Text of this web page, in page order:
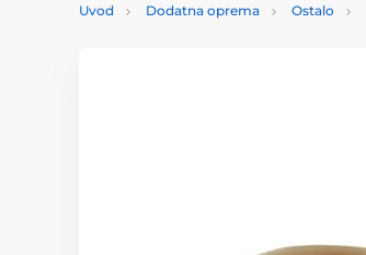
Uvod Dodatna oprema Ostalo